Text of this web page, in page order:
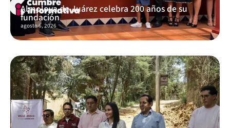
Almoloya de Juárez celebra 200 años de su
fundación
agosto 6, 2026